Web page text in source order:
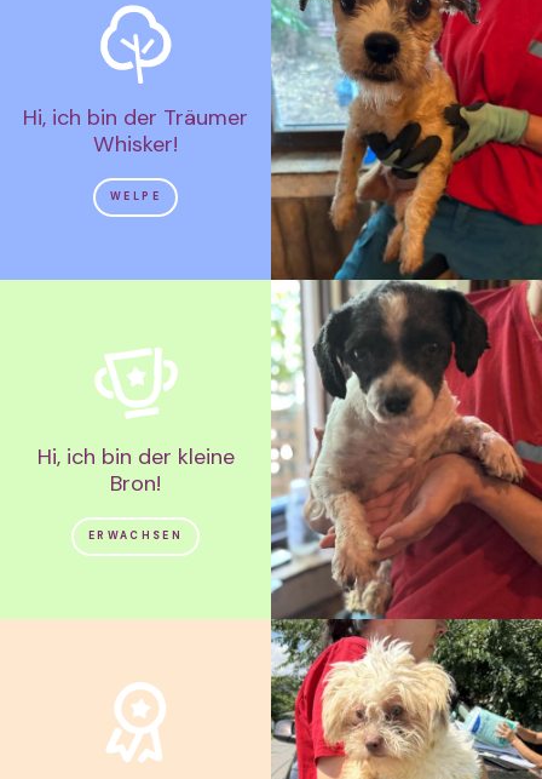
Hi, ich bin der Träumer
Whisker!
WELPE
Hi, ich bin der kleine
Bron!
ERWACHSEN